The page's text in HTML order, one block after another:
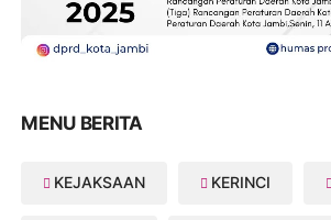
MENU BERITA
KEJAKSAAN KERINCI